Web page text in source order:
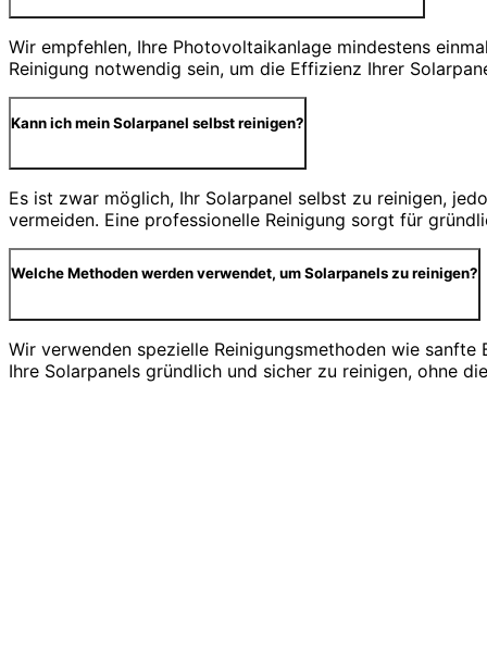
Wir empfehlen, Ihre Photovoltaikanlage mindestens
Reinigung notwendig sein, um die Effizienz Ihrer
Kann ich mein Solarpanel selbst reinigen?
Es ist zwar möglich, Ihr Solarpanel selbst zu reinigen,
vermeiden. Eine professionelle Reinigung sorgt für
Welche Methoden werden verwendet, um Solarpanels zu reinigen?
Wir verwenden spezielle Reinigungsmethoden wie
Ihre Solarpanels gründlich und sicher zu reinigen, ohne